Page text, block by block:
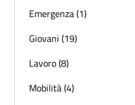
Emergenza (1)
Giovani (19)
Lavoro (8)
Mobilità (4)